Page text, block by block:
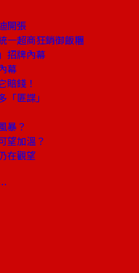
開張
一超商狂銷御飯糰
招牌內幕
幕
賠錢！
匪諜」
暴？
望加溫？
在觀望